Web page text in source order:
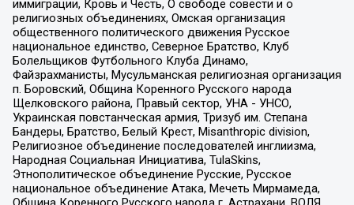
иммиграции, Кровь и Честь, О свободе совести и о
религиозных объединениях, Омская организация
общественного политического движения Русское
национальное единство, Северное Братство, Клуб
Болельщиков Футбольного Клуба Динамо,
Файзрахманисты, Мусульманская религиозная организация
п. Боровский, Община Коренного Русского народа
Щелковского района, Правый сектор, УНА - УНСО,
Украинская повстанческая армия, Тризуб им. Степана
Бандеры, Братство, Белый Крест, Misanthropic division,
Религиозное объединение последователей инглиизма,
Народная Социальная Инициатива, TulaSkins,
Этнополитическое объединение Русские, Русское
национальное объединение Атака, Мечеть Мирмамеда,